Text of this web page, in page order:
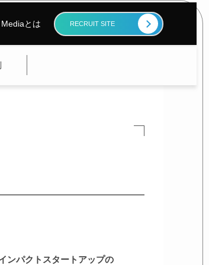
とは RECRUIT SITE
ンパクトスタートアップの